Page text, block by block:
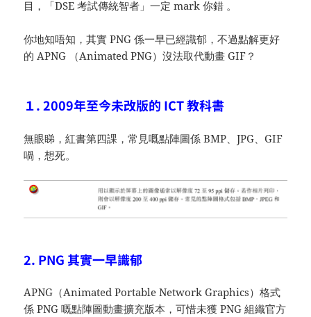
目，「DSE 考試傳統智者」一定 mark 你錯 。
你地知唔知，其實 PNG 係一早已經識郁，不過點解更好
的 APNG （Animated PNG）沒法取代動畫 GIF？
１. 2009年至今未改版的 ICT 教科書
無眼睇，紅書第四課，常見嘅點陣圖係 BMP、JPG、GIF
喎，想死。
2. PNG 其實一早識郁
APNG（Animated Portable Network Graphics）格式
係 PNG 嘅點陣圖動畫擴充版本，可惜未獲 PNG 組織官方